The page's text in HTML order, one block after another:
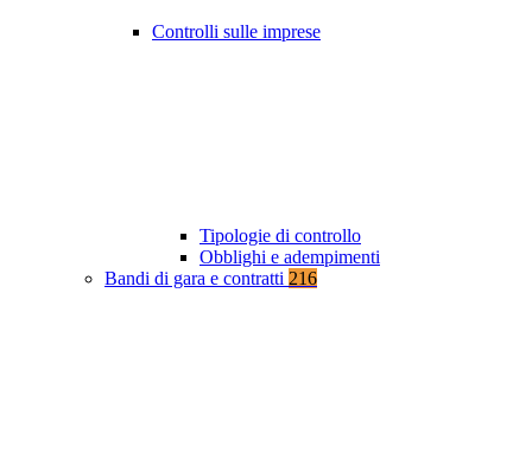
Controlli sulle imprese
Tipologie di controllo
Obblighi e adempimenti
Bandi di gara e contratti 216